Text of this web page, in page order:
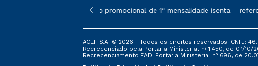
sofrer alterações nos períodos de rematrícula conforme exposto
*A condição promocional de 1ª mensalidade isenta –
ACEF S.A. © 2026 - Todos os direitos reservados. CNPJ:
Recredenciado pela Portaria Ministerial nº 1.450, de 07/10/
Recredenciamento EAD: Portaria Ministerial nº 696, de